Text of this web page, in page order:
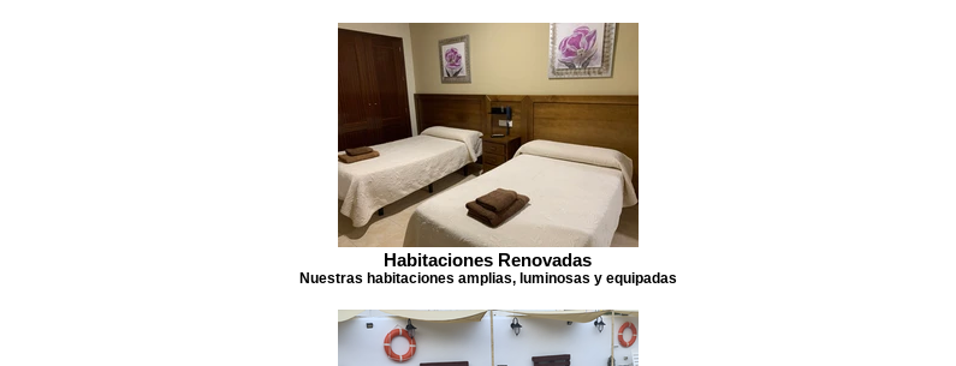
Habitaciones Renovadas
Nuestras habitaciones amplias, luminosas y equipadas